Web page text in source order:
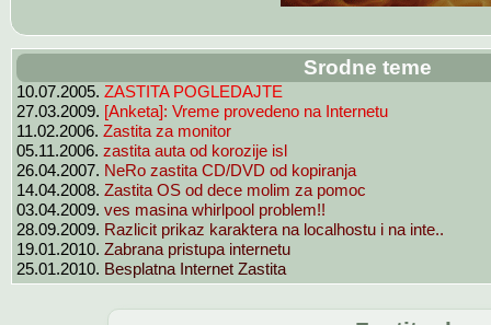
Srodne teme
10.07.2005. ZASTITA POGLEDAJTE
27.03.2009. [Anketa]: Vreme provedeno na Internetu
11.02.2006. Zastita za monitor
05.11.2006. zastita auta od korozije isl
26.04.2007. NeRo zastita CD/DVD od kopiranja
14.04.2008. Zastita OS od dece molim za pomoc
03.04.2009. ves masina whirlpool problem!!
28.09.2009. Razlicit prikaz karaktera na localhostu i na inte..
19.01.2010. Zabrana pristupa internetu
25.01.2010. Besplatna Internet Zastita